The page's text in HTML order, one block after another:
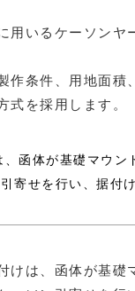
用いるケーソンヤ
作条件、用地面積
式を採用します。
函体が基礎マウン
寄せを行い、据付
けは、函体が基礎